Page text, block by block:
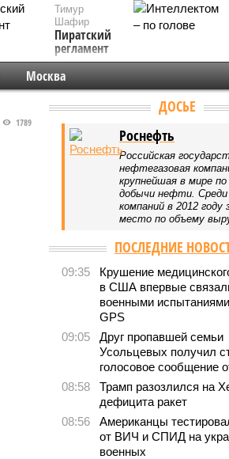
Тимур
Шафир
Пиратский
регламент
Москва
1789
ДОСЬЕ
Роснефть
Российская
нефтегазовая
крупнейшая в мире
добычи нефти. Среди
компаний в 2012 году
место по объему
ПОСЛЕДНИЕ
09:35
Крушение
в США впервые
военными
GPS
09:05
Друг пропавшей семьи
Усольцевых получил
голосовое сообщение
08:58
Трамп разозлился на
дефицита ракет
08:56
Американцы
от ВИЧ и СПИД на
военных